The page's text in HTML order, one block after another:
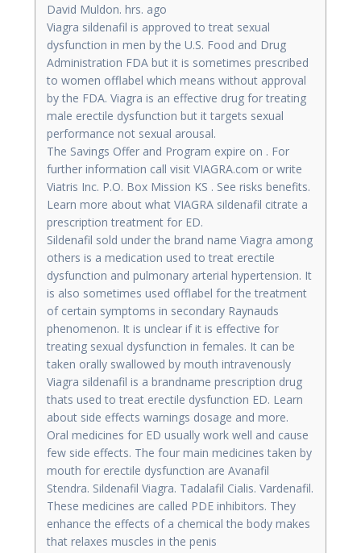
David Muldon. hrs. ago
Viagra sildenafil is approved to treat sexual
dysfunction in men by the U.S. Food and Drug
Administration FDA but it is sometimes prescribed
to women offlabel which means without approval
by the FDA. Viagra is an effective drug for treating
male erectile dysfunction but it targets sexual
performance not sexual arousal.
The Savings Offer and Program expire on . For
further information call visit VIAGRA.com or write
Viatris Inc. P.O. Box Mission KS . See risks benefits.
Learn more about what VIAGRA sildenafil citrate a
prescription treatment for ED.
Sildenafil sold under the brand name Viagra among
others is a medication used to treat erectile
dysfunction and pulmonary arterial hypertension. It
is also sometimes used offlabel for the treatment
of certain symptoms in secondary Raynauds
phenomenon. It is unclear if it is effective for
treating sexual dysfunction in females. It can be
taken orally swallowed by mouth intravenously
Viagra sildenafil is a brandname prescription drug
thats used to treat erectile dysfunction ED. Learn
about side effects warnings dosage and more.
Oral medicines for ED usually work well and cause
few side effects. The four main medicines taken by
mouth for erectile dysfunction are Avanafil
Stendra. Sildenafil Viagra. Tadalafil Cialis. Vardenafil.
These medicines are called PDE inhibitors. They
enhance the effects of a chemical the body makes
that relaxes muscles in the penis